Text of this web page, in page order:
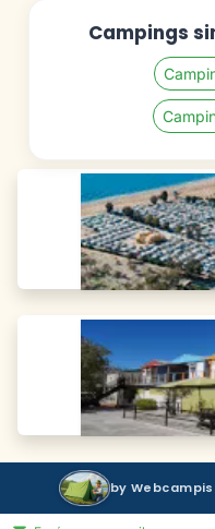
Campings
by